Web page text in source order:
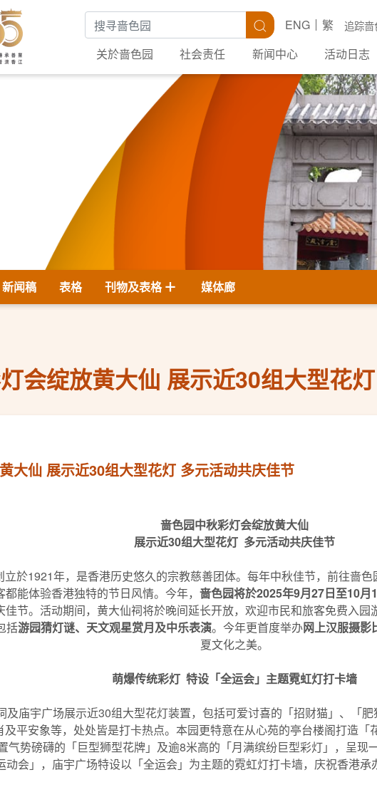
搜寻关键字 搜寻 追踪啬
ENG
繁
关於啬色园
社会责任 新闻中心 活动日志
新闻稿 表格 刊物及表格 媒体廊
会绽放黄大仙 ​展示近30组大型花
大仙 ​展示近30组大型花灯 多元活动共庆佳节
啬色园中秋彩灯会绽放黄大仙
展示近30组大型花灯 多元活动共庆佳节
立於1921年，是香港历史悠久的宗教慈善团体。每年中秋佳节，前往啬
能体验香港独特的节日风情。今年， 啬色园将於2025年9月27日至10月
佳节。活动期间，黄大仙祠将於晚间延长开放，欢迎市民和旅客免费入园
括游园猜灯谜、天文观星赏月及中乐表演。今年更首度举办网上汉服摄影
夏文化之美。
萌爆传统彩灯 特设「全运会」主题霓虹灯打卡墙
及庙宇广场展示近30组大型花灯装置，包括可爱讨喜的「招财猫」、「
平安象等，处处皆是打卡热点。本园更特意在从心苑的亭台楼阁打造
气势磅礴的「巨型狮型花牌」及逾8米高的「月满缤纷巨型彩灯」，呈现
会」，庙宇广场特设以「全运会」为主题的霓虹灯打卡墙，庆祝香港承